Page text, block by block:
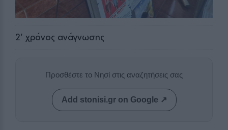
2' χρόνος ανάγνωσης
Προσθέστε το Νησί στις αναζητήσεις σας
Add stonisi.gr on Google ↗